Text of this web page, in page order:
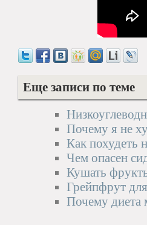
Еще записи по теме
Почему я не
Как похудеть
Чем опасен
Кушать
Грейпфрут
Почему диета